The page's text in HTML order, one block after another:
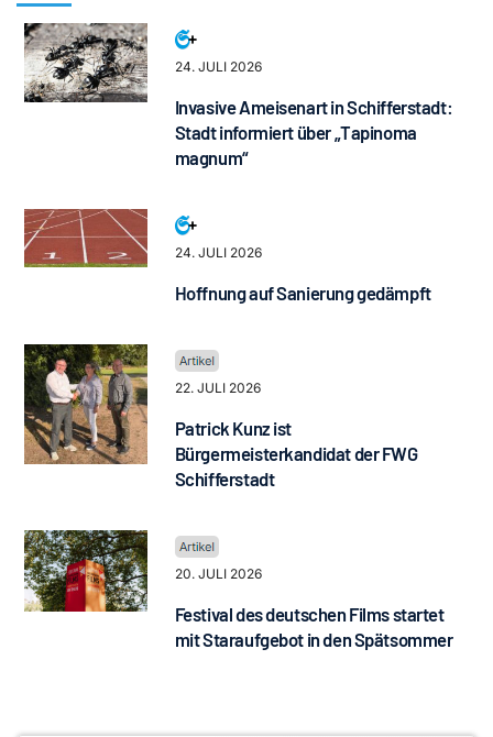
24. JULI 2026
Invasive Ameisenart in Schifferstadt:
Stadt informiert über „Tapinoma
magnum“
24. JULI 2026
Hoffnung auf Sanierung gedämpft
22. JULI 2026
Patrick Kunz ist
Bürgermeisterkandidat der FWG
Schifferstadt
20. JULI 2026
Festival des deutschen Films startet
mit Staraufgebot in den Spätsommer